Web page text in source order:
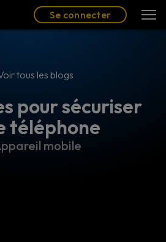
(FR)
Se connecter
tous les blogs
pour sécuriser
téléphone
mobile